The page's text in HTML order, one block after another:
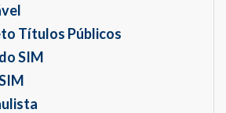
Títulos Públicos
SIM